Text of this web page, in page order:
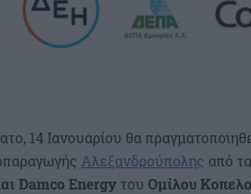
14 Ιανουαρίου θα
Αλεξανδρούπολης από
Damco Energyτου Ομίλου